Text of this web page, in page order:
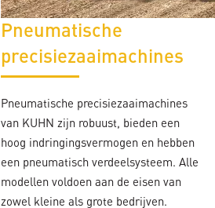
Pneumatische
precisiezaaimachines
Pneumatische precisiezaaimachines
van KUHN zijn robuust, bieden een
hoog indringingsvermogen en hebben
een pneumatisch verdeelsysteem. Alle
modellen voldoen aan de eisen van
zowel kleine als grote bedrijven.